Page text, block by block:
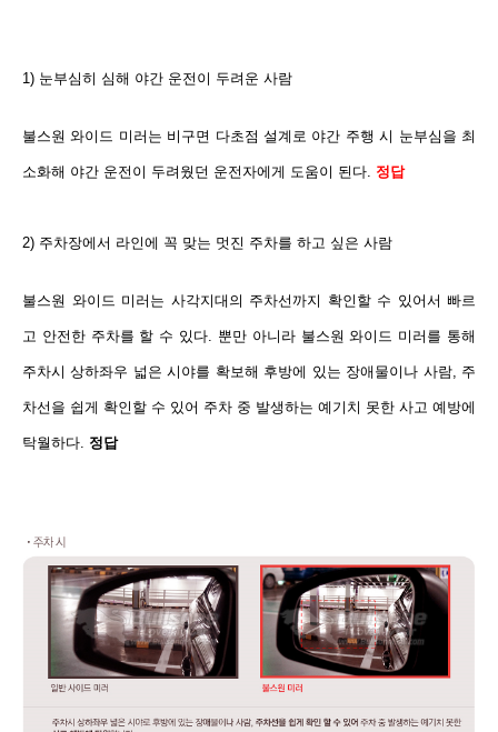
1) 눈부심히 심해 야간 운전이 두려운 사람
불스원 와이드 미러는 비구면 다초점 설계로 야간 주행 시 눈부심을 최
소화해 야간 운전이 두려웠던 운전자에게 도움이 된다. 정답
2) 주차장에서 라인에 꼭 맞는 멋진 주차를 하고 싶은 사람
불스원 와이드 미러는 사각지대의 주차선까지 확인할 수 있어서 빠르
고 안전한 주차를 할 수 있다. 뿐만 아니라 불스원 와이드 미러를 통해
주차시 상하좌우 넓은 시야를 확보해 후방에 있는 장애물이나 사람, 주
차선을 쉽게 확인할 수 있어 주차 중 발생하는 예기치 못한 사고 예방에
탁월하다. 정답